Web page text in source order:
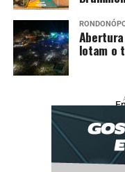
A imagem mostra
Municipal de
fotografia no final do
Comentários
RELATED TOPICS: 5ª
lotam o